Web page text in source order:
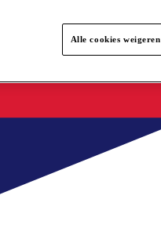
Alle cookies weigeren